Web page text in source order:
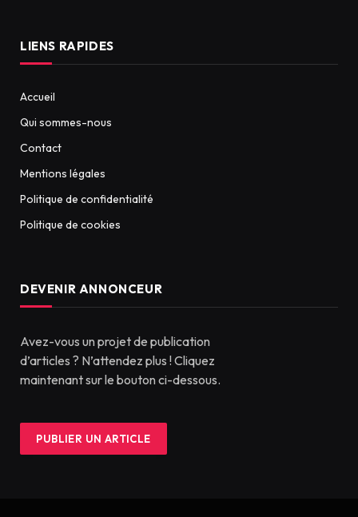
LIENS RAPIDES
Accueil
Qui sommes-nous
Contact
Mentions légales
Politique de confidentialité
Politique de cookies
DEVENIR ANNONCEUR
Avez-vous un projet de publication
d’articles ? N’attendez plus ! Cliquez
maintenant sur le bouton ci-dessous.
PUBLIER UN ARTICLE